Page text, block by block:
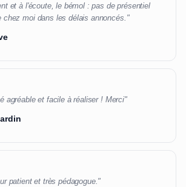
et à l'écoute, le bémol : pas de présentiel
chez moi dans les délais annoncés."
agréable et facile à réaliser ! Merci"
patient et très pédagogue."